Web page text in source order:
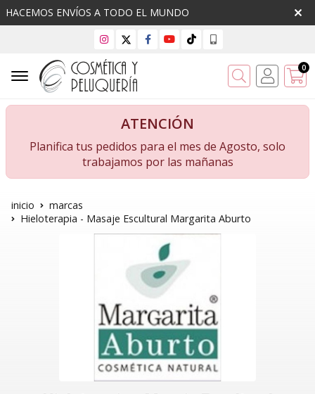
HACEMOS ENVÍOS A TODO EL MUNDO
Buscar 0
ATENCIÓN
Planifica tus pedidos para el mes de Agosto, solo
trabajamos por las mañanas
inicio
marcas
Hieloterapia - Masaje Escultural Margarita Aburto